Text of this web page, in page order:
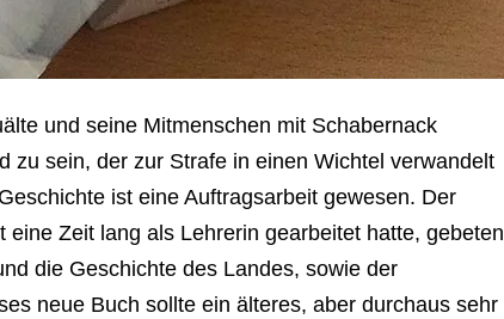
und seine Mitmenschen mit Schabernack
zu sein, der zur Strafe in einen Wichtel verwandelt
ist eine Auftragsarbeit gewesen. Der
Zeit lang als Lehrerin gearbeitet hatte, gebeten
die Geschichte des Landes, sowie der
neue Buch sollte ein älteres, aber durchaus sehr